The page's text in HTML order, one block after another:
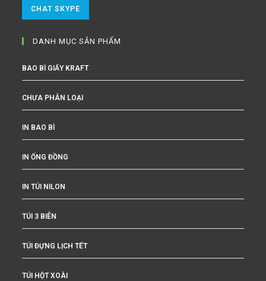
CHAT SKYPE
DANH MỤC SẢN PHẨM
BAO BÌ GIẤY KRAFT
CHƯA PHÂN LOẠI
IN BAO BÌ
IN ỐNG ĐỒNG
IN TÚI NILON
TÚI 3 BIÊN
TÚI ĐỰNG LỊCH TẾT
TÚI HỘT XOÀI